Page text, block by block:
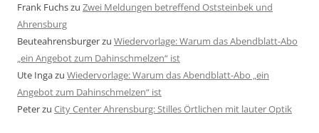
Frank Fuchszu Zwei Meldungen betreffend Oststeinbek und
Ahrensburg
Beuteahrensburgerzu Wiedervorlage: Warum das Abendblatt-Abo
„ein Angebot zum Dahinschmelzen“ ist
Ute Ingazu Wiedervorlage: Warum das Abendblatt-Abo „ein
Angebot zum Dahinschmelzen“ ist
Peterzu City Center Ahrensburg: Stilles Örtlichen mit lauter Optik